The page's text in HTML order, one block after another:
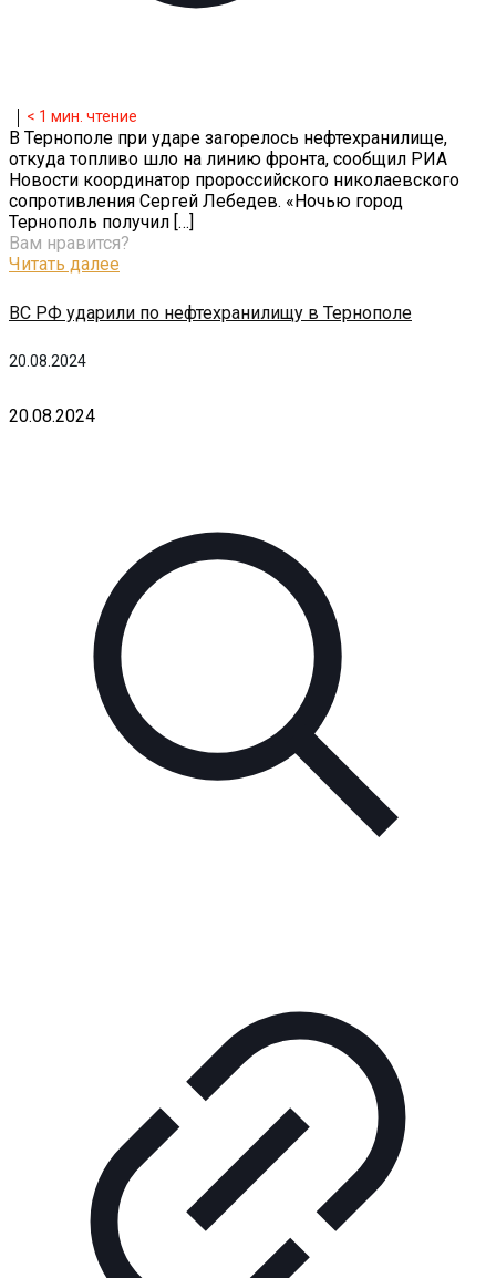
20.08.2024
ВС РФ ударили по нефтехранилищу в Тернополе
< 1 мин. чтение
В Тернополе при ударе загорелось нефтехранилище,
откуда топливо шло на линию фронта, сообщил РИА
Новости координатор пророссийского николаевского
сопротивления Сергей Лебедев. «Ночью город
Тернополь получил […]
Вам нравится?
Читать далее
20.08.2024